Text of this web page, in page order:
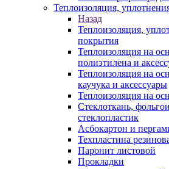
Теплоизоляция,
Назад
Теплоизоляция,
покрытия
Теплоизоляция на
полиэтилена и
Теплоизоляция на
каучука и аксессуары
Теплоизоляция на
Стеклоткань,
стеклопластик
Асбокартон и
Техпластина
Паронит листовой
Прокладки